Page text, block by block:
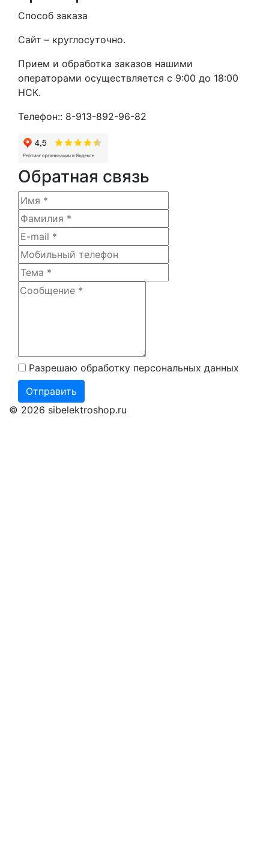
Способ заказа
Сайт – круглосуточно.
Прием и обработка заказов нашими
операторами осуществляется с 9:00 до 18:00
НСК.
Телефон:: 8-913-892-96-82
Обратная связь
Разрешаю обработку персональных данных
Отправить
© 2026 sibelektroshop.ru